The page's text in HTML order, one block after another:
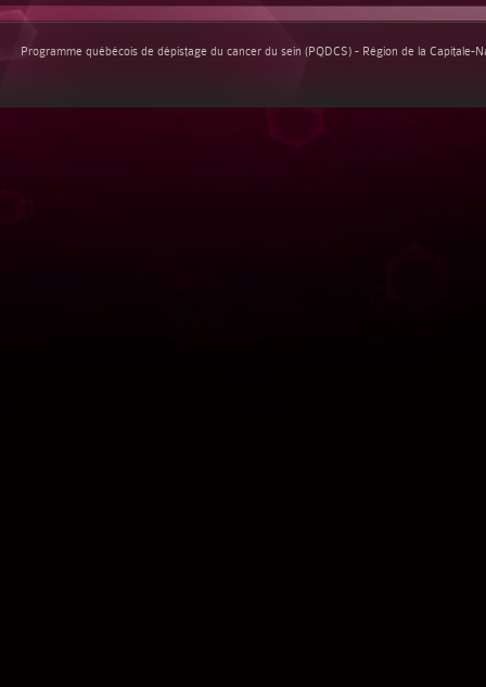
Programme québécois de dépistage du cancer du sein (PQDCS) - Région de la Capitale-